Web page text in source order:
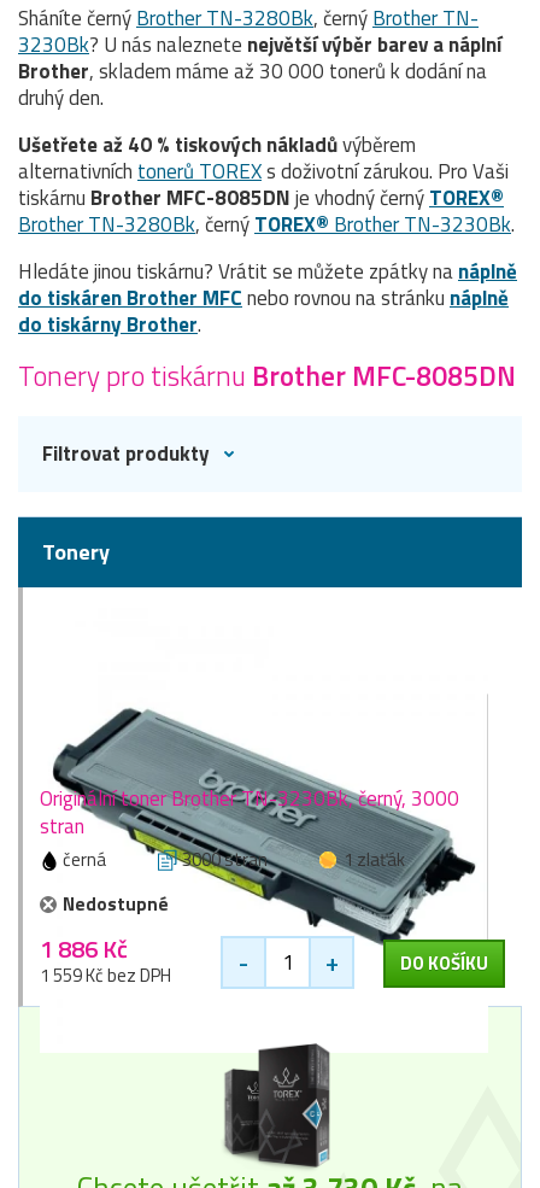
Sháníte černýBrother TN-3280Bk, černýBrother TN-
3230Bk? U nás naleznete největší výběr barev a náplní
Brother, skladem máme až 30 000 tonerů k dodání na
druhý den.
Ušetřete až 40 % tiskových nákladůvýběrem
alternativních tonerů TOREXs doživotní zárukou. Pro Vaši
tiskárnu Brother MFC-8085DNje vhodný černýTOREX®
Brother TN-3280Bk, černýTOREX® Brother TN-3230Bk.
Hledáte jinou tiskárnu? Vrátit se můžete zpátky nanáplně
do tiskáren Brother MFCnebo rovnou na stránku náplně
do tiskárny Brother.
Tonery pro tiskárnu Brother MFC-8085DN
Filtrovat produkty
Tonery
Originální toner Brother TN-3230Bk, černý, 3000
stran
černá 3000 stran
1 zlaťák
Nedostupné
1 886 Kč
1 559 Kč bez DPH - + DO KOŠÍKU